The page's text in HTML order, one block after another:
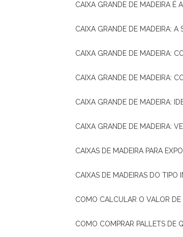
CAIXA GRANDE DE MADEIRA É
CAIXA GRANDE DE MADEIRA:
CAIXA GRANDE DE MADEIRA:
CAIXA GRANDE DE MADEIRA:
CAIXA GRANDE DE MADEIRA:
CAIXA GRANDE DE MADEIRA:
CAIXAS DE MADEIRA PARA
CAIXAS DE MADEIRAS DO
COMO CALCULAR O VALOR
COMO COMPRAR PALLETS DE